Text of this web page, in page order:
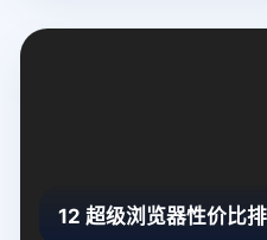
12 超级浏览器性价比